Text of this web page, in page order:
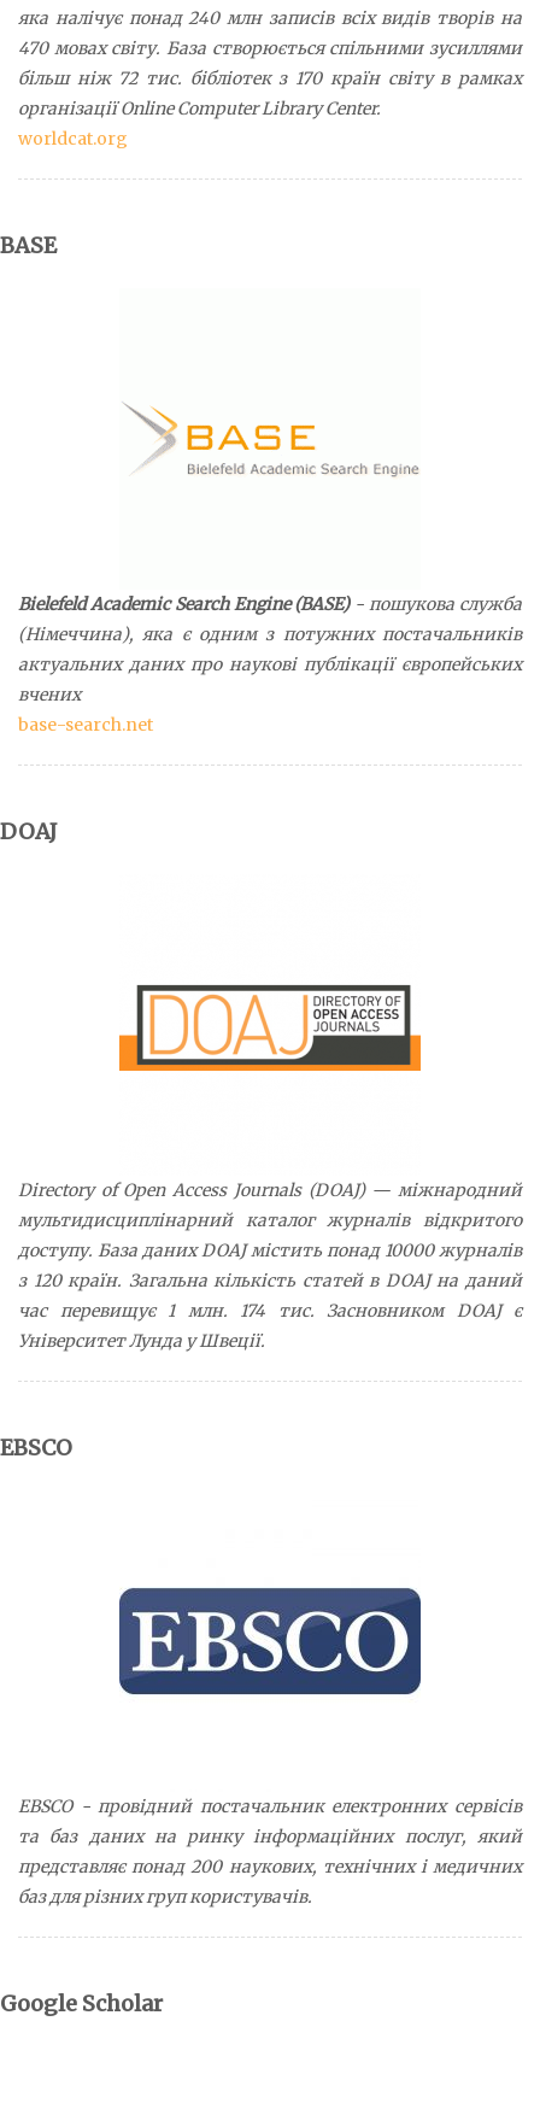
яка налічує понад 240 млн записів всіх видів творів на
470 мовах світу. База створюється спільними зусиллями
більш ніж 72 тис. бібліотек з 170 країн світу в рамках
організації Online Computer Library Center.
worldcat.org
BASE
Bielefeld Academic Search Engine(BASE) - пошукова служба
(Німеччина), яка є одним з потужних постачальників
актуальних даних про наукові публікації європейських
вчених
base-search.net
DOAJ
Directory of Open Access Journals (DOAJ) — міжнародний
мультидисциплінарний каталог журналів відкритого
доступу. База даних DOAJ містить понад 10000 журналів
з 120 країн. Загальна кількість статей в DOAJ на даний
час перевищує 1 млн. 174 тис. Засновником DOAJ є
Університет Лунда у Швеції.
EBSCO
EBSCO - провідний постачальник електронних сервісів
та баз даних на ринку інформаційних послуг, який
представляє понад 200 наукових, технічних і медичних
баз для різних груп користувачів.
Google Scholar